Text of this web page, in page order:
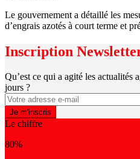
Le gouvernement a détaillé les
d’engrais azotés à court terme et
Inscription
Qu’est ce qui a agité les actualités
jours ?
Le chiffre
80%